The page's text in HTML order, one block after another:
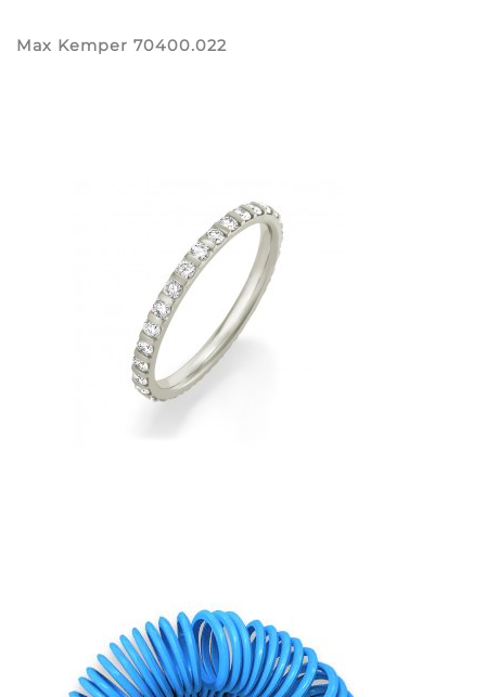
Max Kemper 70400.022